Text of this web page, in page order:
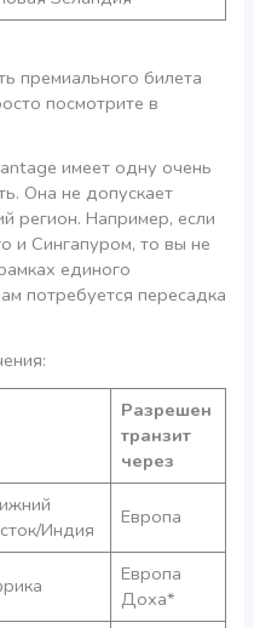
премиального билета
посмотрите в
имеет одну очень
Она не допускает
регион. Например, если
и Сингапуром, то вы не
единого
потребуется пересадка
Разрешен
транзит
через
Индия
Европа
Европа
Доха*